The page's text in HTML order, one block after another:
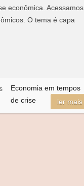
econômica. Acessamos
O tema é capa
Economia em tempos
de crise
ler mais